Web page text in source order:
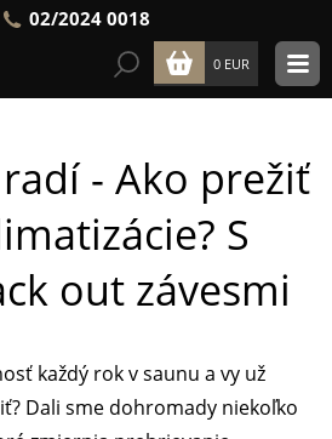
02/2024 0018
0 EUR
- Ako prežiť
S
out závesmi
každý rok v saunu a vy už
Dali sme dohromady niekoľko